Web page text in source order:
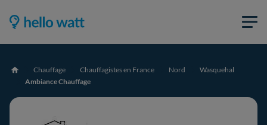
Accueil Chauffage Chauffagistes en France Nord
Wasquehal
Ambiance Chauffage